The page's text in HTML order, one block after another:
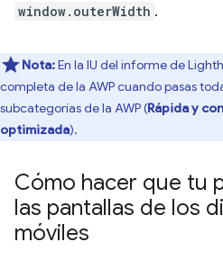
window.outerWidth .
Nota:En la IU del informe de
completa de la AWP cuando pasas
subcategorías de la AWP (Rápida y
optimizada).
Cómo hacer que tu
las pantallas de los
móviles